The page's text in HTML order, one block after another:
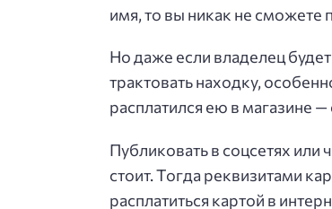
имя, то вы никак не сможете
Но даже если владелец
трактовать находку,
расплатился ею в магазине
Публиковать в соцсетях или
стоит. Тогда реквизитами
расплатиться картой в